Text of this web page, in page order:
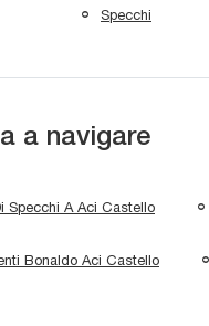
Specchi
a navigare
Specchi A Aci Castello
Bonaldo Aci Castello